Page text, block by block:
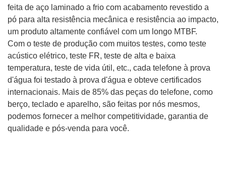
feita de aço laminado a frio com acabamento revestido a
pó para alta resistência mecânica e resistência ao impacto,
um produto altamente confiável com um longo MTBF.
Com o teste de produção com muitos testes, como teste
acústico elétrico, teste FR, teste de alta e baixa
temperatura, teste de vida útil, etc., cada telefone à prova
d'água foi testado à prova d'água e obteve certificados
internacionais. Mais de 85% das peças do telefone, como
berço, teclado e aparelho, são feitas por nós mesmos,
podemos fornecer a melhor competitividade, garantia de
qualidade e pós-venda para você.